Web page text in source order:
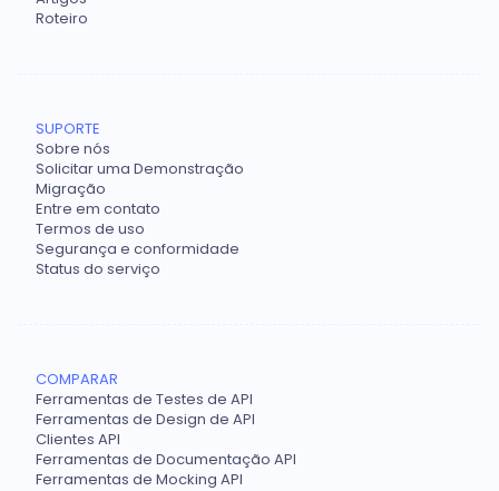
Roteiro
SUPORTE
Sobre nós
Solicitar uma Demonstração
Migração
Entre em contato
Termos de uso
Segurança e conformidade
Status do serviço
COMPARAR
Ferramentas de Testes de API
Ferramentas de Design de API
Clientes API
Ferramentas de Documentação API
Ferramentas de Mocking API